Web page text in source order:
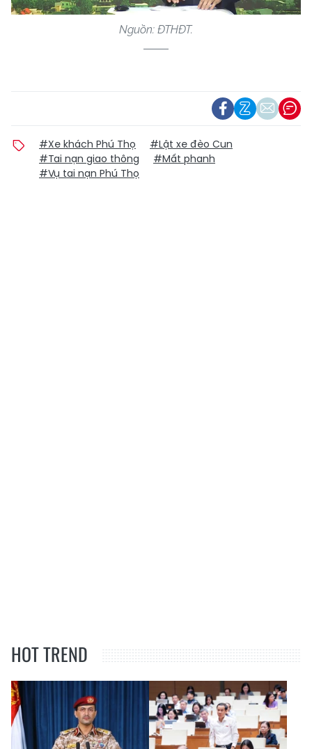
Nguồn: ĐTHĐT.
#Xe khách Phú Thọ
#Lật xe đèo Cun
#Tai nạn giao thông
#Mất phanh
#Vụ tai nạn Phú Thọ
HOT TREND